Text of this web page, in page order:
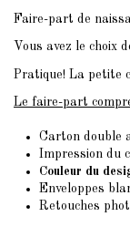
Faire-part de
Vous avez le choix
Pratique! La petite
Le faire-part
Carton double
Impression du
Couleur du
Enveloppes
Retouches